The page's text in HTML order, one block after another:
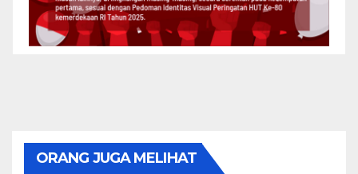
ORANG JUGA MELIHAT